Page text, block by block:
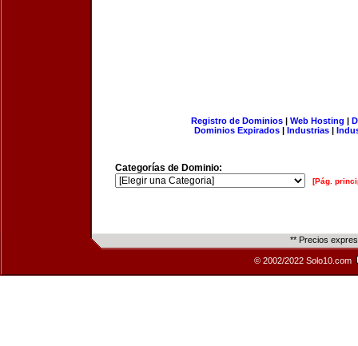
Registro de Dominios| Web Hosting |
Dominios Expirados | Industrias |
Categorías de Dominio:
[Pág.
** Precios
© 2002/2022 Solo10.com